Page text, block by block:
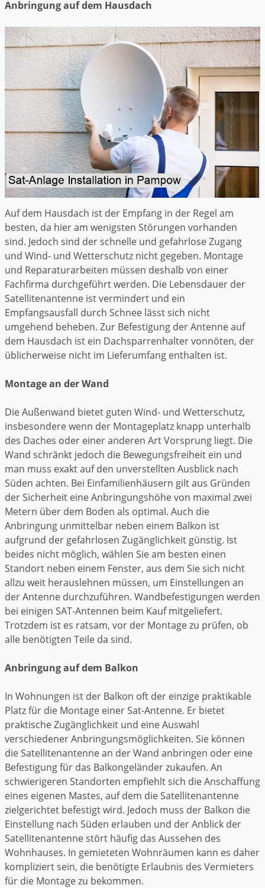
Anbringung auf dem Hausdach
Auf dem Hausdach ist der Empfang in der Regel am
besten, da hier am wenigsten Störungen vorhanden
sind. Jedoch sind der schnelle und gefahrlose Zugang
und Wind- und Wetterschutz nicht gegeben. Montage
und Reparaturarbeiten müssen deshalb von einer
Fachfirma durchgeführt werden. Die Lebensdauer der
Satellitenantenne ist vermindert und ein
Empfangsausfall durch Schnee lässt sich nicht
umgehend beheben. Zur Befestigung der Antenne auf
dem Hausdach ist ein Dachsparrenhalter vonnöten, der
üblicherweise nicht im Lieferumfang enthalten ist.
Montage an der Wand
Die Außenwand bietet guten Wind- und Wetterschutz,
insbesondere wenn der Montageplatz knapp unterhalb
des Daches oder einer anderen Art Vorsprung liegt. Die
Wand schränkt jedoch die Bewegungsfreiheit ein und
man muss exakt auf den unverstellten Ausblick nach
Süden achten. Bei Einfamilienhäusern gilt aus Gründen
der Sicherheit eine Anbringungshöhe von maximal zwei
Metern über dem Boden als optimal. Auch die
Anbringung unmittelbar neben einem Balkon ist
aufgrund der gefahrlosen Zugänglichkeit günstig. Ist
beides nicht möglich, wählen Sie am besten einen
Standort neben einem Fenster, aus dem Sie sich nicht
allzu weit herauslehnen müssen, um Einstellungen an
der Antenne durchzuführen. Wandbefestigungen werden
bei einigen SAT-Antennen beim Kauf mitgeliefert.
Trotzdem ist es ratsam, vor der Montage zu prüfen, ob
alle benötigten Teile da sind.
Anbringung auf dem Balkon
In Wohnungen ist der Balkon oft der einzige praktikable
Platz für die Montage einer Sat-Antenne. Er bietet
praktische Zugänglichkeit und eine Auswahl
verschiedener Anbringungsmöglichkeiten. Sie können
die Satellitenantenne an der Wand anbringen oder eine
Befestigung für das Balkongeländer zukaufen. An
schwierigeren Standorten empfiehlt sich die Anschaffung
eines eigenen Mastes, auf dem die Satellitenantenne
zielgerichtet befestigt wird. Jedoch muss der Balkon die
Einstellung nach Süden erlauben und der Anblick der
Satellitenantenne stört häufig das Aussehen des
Wohnhauses. In gemieteten Wohnräumen kann es daher
kompliziert sein, die benötigte Erlaubnis des Vermieters
für die Montage zu bekommen.